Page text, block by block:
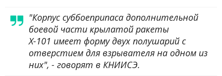
"Корпус суббоеприпаса дополнительной
боевой части крылатой ракеты
Х-101 имеет форму двух полушарий с
отверстием для взрывателя на одном из
них", - говорят в КНИИСЭ.